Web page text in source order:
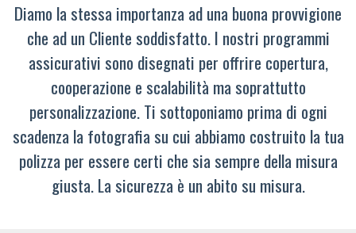
Diamo la stessa importanza ad una buona provvigione
che ad un Cliente soddisfatto. I nostri programmi
assicurativi sono disegnati per offrire copertura,
cooperazione e scalabilità ma soprattutto
personalizzazione. Ti sottoponiamo prima di ogni
scadenza la fotografia su cui abbiamo costruito la tua
polizza per essere certi che sia sempre della misura
giusta. La sicurezza è un abito su misura.